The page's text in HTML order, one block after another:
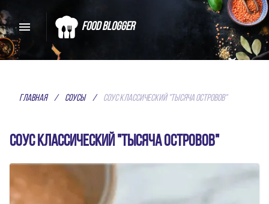
Food Blogger
ЕДЕ
ЛУЧШИЕ РЕЦЕПТЫ СПЕЦИАЛЬНО
пользователей, а лучшие из них
Главная / Соусы / Соус классический "Тысяча островов"
Соус классический "Тысяча островов"